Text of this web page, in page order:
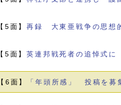
【5面】再録 大東亜戦争の思
【5面】英連邦戦死者の追悼式
【6面】 「年頭所感」 投稿を募